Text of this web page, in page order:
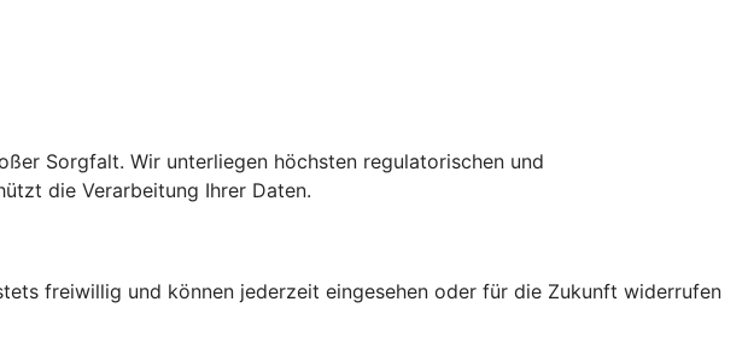
Sorgfalt. Wir unterliegen höchsten regulatorischen und
die Verarbeitung Ihrer Daten.
freiwillig und können jederzeit eingesehen oder für die Zukunft widerrufen